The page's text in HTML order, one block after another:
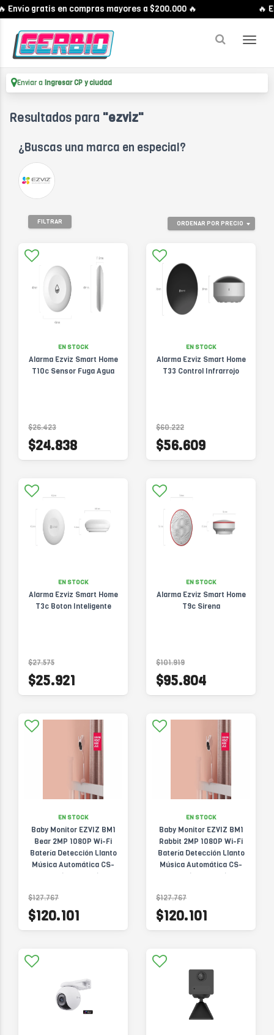
gratis en compras mayores a $200.000 🔥 🔥
Enviar a Ingresar CP y ciudad
Resultados para "ezviz"
¿Buscas una marca en especial?
FILTRAR ORDENAR POR PRECIO
EN STOCK
Alarma Ezviz Smart Home
T10c Sensor Fuga Agua
$26.423
$24.838
EN STOCK
Alarma Ezviz Smart Home
T33 Control Infrarrojo
$60.222
$56.609
EN STOCK
Alarma Ezviz Smart Home
T3c Boton Inteligente
$27.575
$25.921
EN STOCK
Alarma Ezviz Smart Home
T9c Sirena
$101.919
$95.804
EN STOCK
Baby Monitor EZVIZ BM1
Bear 2MP 1080P Wi-Fi
Batería Detección Llanto
Música Automática CS-
BM1(1080P,Be)
$127.767
$120.101
EN STOCK
Baby Monitor EZVIZ BM1
Rabbit 2MP 1080P Wi-Fi
Batería Detección Llanto
Música Automática CS-
BM1(1080P,Ra)
$127.767
$120.101